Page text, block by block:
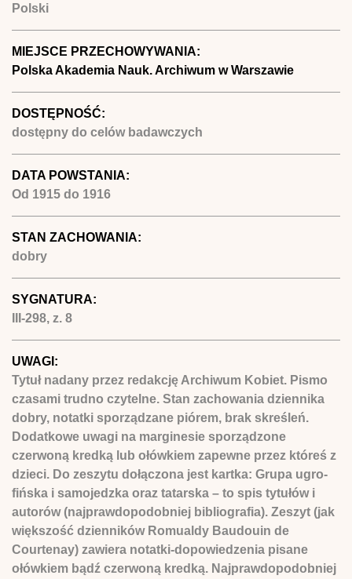
Polski
MIEJSCE PRZECHOWYWANIA:
Polska Akademia Nauk. Archiwum w Warszawie
DOSTĘPNOŚĆ:
dostępny do celów badawczych
DATA POWSTANIA:
Od 1915 do 1916
STAN ZACHOWANIA:
dobry
SYGNATURA:
III-298, z. 8
UWAGI:
Tytuł nadany przez redakcję Archiwum Kobiet. Pismo
czasami trudno czytelne. Stan zachowania dziennika
dobry, notatki sporządzane piórem, brak skreśleń.
Dodatkowe uwagi na marginesie sporządzone
czerwoną kredką lub ołówkiem zapewne przez któreś z
dzieci. Do zeszytu dołączona jest kartka: Grupa ugro-
fińska i samojedzka oraz tatarska – to spis tytułów i
autorów (najprawdopodobniej bibliografia). Zeszyt (jak
większość dzienników Romualdy Baudouin de
Courtenay) zawiera notatki-dopowiedzenia pisane
ołówkiem bądź czerwoną kredką. Najprawdopodobniej